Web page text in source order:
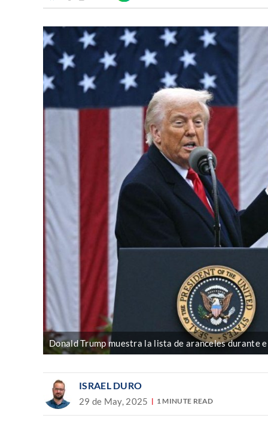
Discover
enlace
Donald Trump muestra la lista de aranceles durante
ISRAEL DURO
29 de May, 2025 1 MINUTE READ